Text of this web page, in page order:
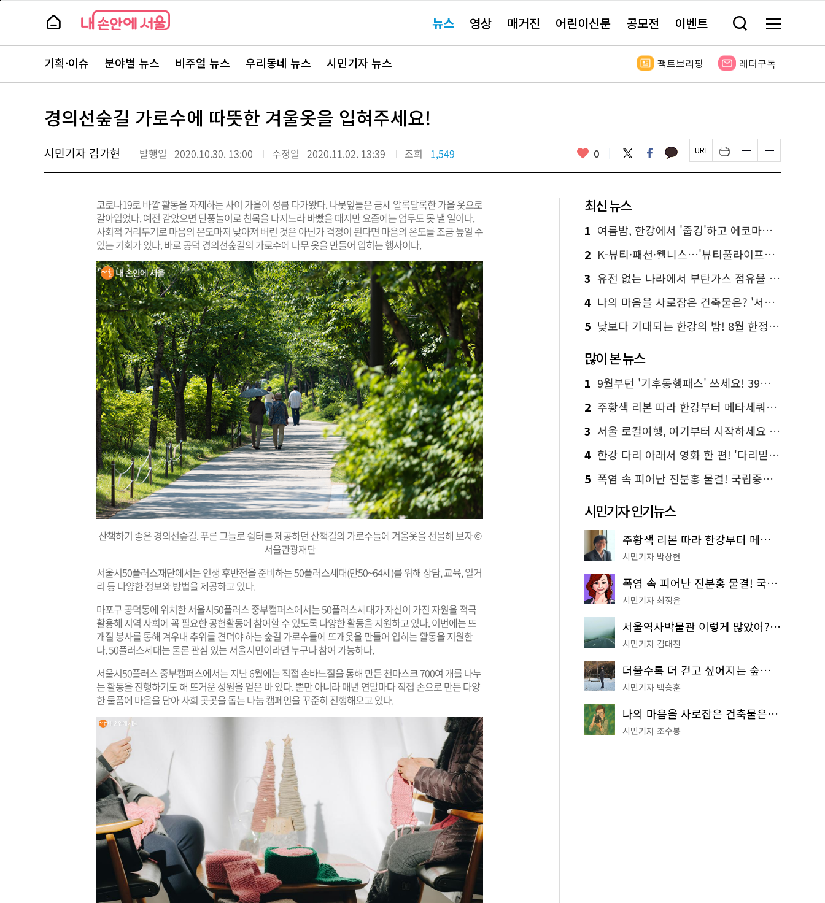
본
뉴
스 요뉴스 영상 매거진 어린이신문 공모전 이벤트 검
창
기
메
전
보
뉴
스
주
서
바
로
기획·이슈 분야별 뉴스 비주얼 뉴스 우리동네 뉴스 시민기자 뉴스 팩트브리핑 레터구독
경의선숲길 가로수에 따뜻한 겨울옷을 입혀주세요!
시민기자 김가현 발행일 2020.10.30. 13:00 수정일 2020.11.02. 13:39 조회 1,549 좋
요
0 트
위
터
페
이
스
카
카 페
이
지
인
쇄
하
글
자
크
하
기
글
자
크
하
코로나19로 바깥 활동을 자제하는 사이 가을이 성큼 다가왔다. 나뭇잎들은 금세 알록달록한 가을 옷으로
갈아입었다. 예전 같았으면 단풍놀이로 친목을 다지느라 바빴을 때지만 요즘에는 엄두도 못 낼 일이다.
사회적 거리두기로 마음의 온도마저 낮아져 버린 것은 아닌가 걱정이 된다면 마음의 온도를 조금 높일 수
있는 기회가 있다. 바로 공덕 경의선숲길의 가로수에 나무 옷을 만들어 입히는 행사이다.
산책하기 좋은 경의선숲길. 푸른 그늘로 쉼터를 제공하던 산책길의 가로수들에 겨울옷을 선물해 보자 ©
서울관광재단
서울시50플러스재단에서는 인생 후반전을 준비하는 50플러스세대(만50~64세)를 위해 상담, 교육, 일거
리 등 다양한 정보와 방법을 제공하고 있다.
마포구 공덕동에 위치한 서울시50플러스 중부캠퍼스에서는 50플러스세대가 자신이 가진 자원을 적극
활용해 지역 사회에 꼭 필요한 공헌활동에 참여할 수 있도록 다양한 활동을 지원하고 있다. 이번에는 뜨
개질 봉사를 통해 겨우내 추위를 견뎌야 하는 숲길 가로수들에 뜨개옷을 만들어 입히는 활동을 지원한
다. 50플러스세대는 물론 관심 있는 서울시민이라면 누구나 참여 가능하다.
서울시50플러스 중부캠퍼스에서는 지난 6월에는 직접 손바느질을 통해 만든 천마스크 700여 개를 나누
는 활동을 진행하기도 해 뜨거운 성원을 얻은 바 있다. 뿐만 아니라 매년 연말마다 직접 손으로 만든 다양
한 물품에 마음을 담아 사회 곳곳을 돕는 나눔 캠페인을 꾸준히 진행해오고 있다.
최신 뉴스
1 여름밤, 한강에서 '줍깅'하고 에코마일리지도 줍줍!
2 K-뷰티·패션·웰니스…'뷰티풀라이프인서울' 6일부터 사전 예약
3 유전 없는 나라에서 부탄가스 점유율 1위 가능? Yes, I 'CAN'
4 나의 마음을 사로잡은 건축물은? '서울시 건축상' 수상작 공개!
5 낮보다 기대되는 한강의 밤! 8월 한정 무료 '한강 밤핑' 예약은?
많이 본 뉴스
1 9월부턴 '기후동행패스' 쓰세요! 39세까지 청년 혜택
2 주황색 리본 따라 한강부터 메타세쿼이아 숲길까지…서울둘레길 15코스
3 서울 로컬여행, 여기부터 시작하세요 '서울에디션25'
4 한강 다리 아래서 영화 한 편! '다리밑 영화관' 무료 상영
5 폭염 속 피어난 진분홍 물결! 국립중앙박물관 배롱나무 명소
시민기자 인기뉴스
주황색 리본 따라 한강부터 메타세쿼이아 숲길까지…서울둘레길 15코스
시민기자 박상현
폭염 속 피어난 진분홍 물결! 국립중앙박물관 배롱나무 명소
시민기자 최정윤
서울역사박물관 이렇게 많았어? 주말마다 한 곳씩 떠나는 역사 산책
시민기자 김대진
더울수록 더 걷고 싶어지는 숲길! 서울둘레길 '아차산 코스'
시민기자 백승훈
나의 마음을 사로잡은 건축물은? '서울시 건축상' 수상작 공개!
시민기자 조수봉
페